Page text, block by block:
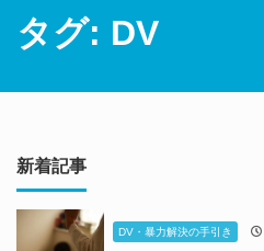
タグ: DV
新着記事
DV・暴力解決の手引き